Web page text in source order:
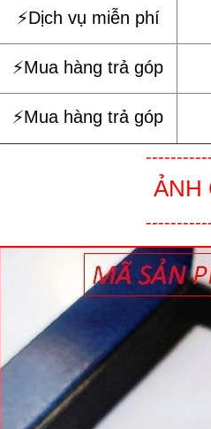
⚡️Dịch vụ miễn phí
⚡️Mua hàng trả góp
⚡️Mua hàng trả góp
ẢNH